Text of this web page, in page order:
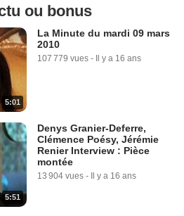
ou bonus
5:01
La Minute du mardi 09 mars
2010
107 779 vues - Il y a 16 ans
5:51
Denys Granier-Deferre,
Clémence Poésy, Jérémie
Renier Interview : Pièce
montée
13 904 vues - Il y a 16 ans